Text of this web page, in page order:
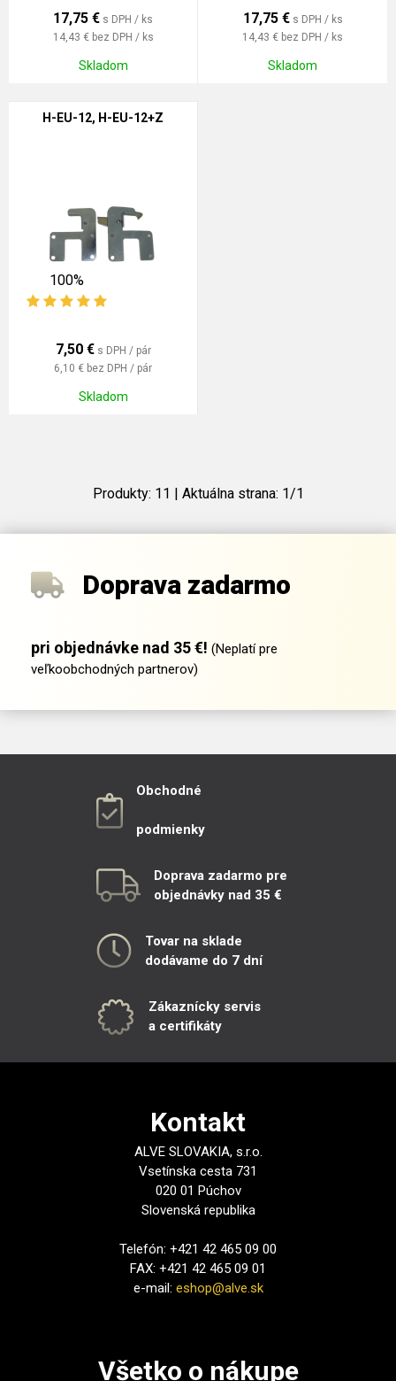
17,75 € s DPH / ks
14,43 € bez DPH / ks
Skladom
17,75 € s DPH / ks
14,43 € bez DPH / ks
Skladom
H-EU-12, H-EU-12+Z
100%
7,50 € s DPH / pár
6,10 € bez DPH / pár
Skladom
Produkty: 11 | Aktuálna strana: 1/1
Doprava zadarmo
pri objednávke nad 35 €! (Neplatí pre
veľkoobchodných partnerov)
Obchodné
podmienky
Doprava zadarmo pre
objednávky nad 35 €
Tovar na sklade
dodávame do 7 dní
Zákaznícky servis
a certifikáty
Kontakt
ALVE SLOVAKIA, s.r.o.
Vsetínska cesta 731
020 01 Púchov
Slovenská republika
Telefón: +421 42 465 09 00
FAX: +421 42 465 09 01
e-mail: eshop@alve.sk
Všetko o nákupe